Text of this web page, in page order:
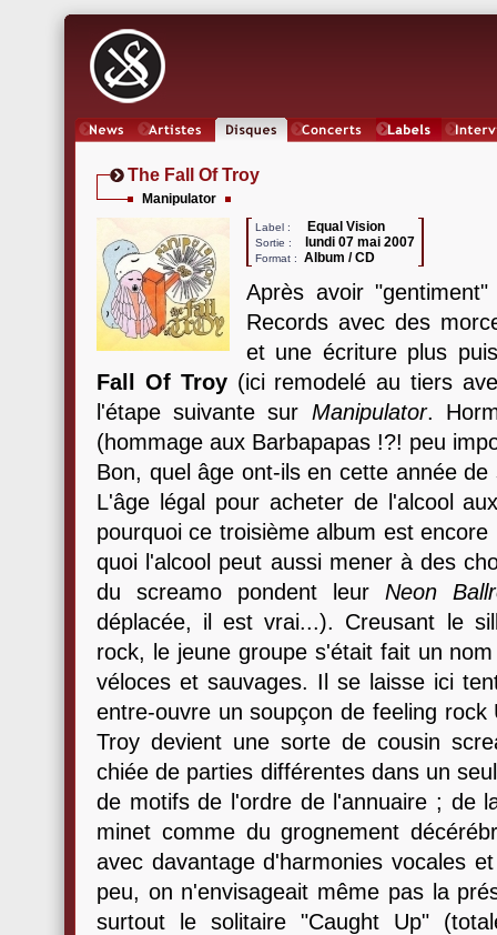
The Fall Of Troy
Manipulator
Label : Equal Vision
Sortie : lundi 07 mai 2007
Format : Album / CD
Après avoir
Records avec des
et une écriture plus
Fall Of Troy(ici remodelé au tiers
l'étape suivante sur Manipulator.
(hommage aux Barbapapas !?! peu
Bon, quel âge ont-ils en cette année
L'âge légal pour acheter de l'alcool
pourquoi ce troisième album est
quoi l'alcool peut aussi mener à des
du screamo pondent leur Neon
déplacée, il est vrai...). Creusant le
rock, le jeune groupe s'était fait un
véloces et sauvages. Il se laisse ici
entre-ouvre un soupçon de feeling
Troy devient une sorte de cousin
chiée de parties différentes dans un
de motifs de l'ordre de l'annuaire ; de
minet comme du grognement
avec davantage d'harmonies vocales
peu, on n'envisageait même pas la
surtout le solitaire "Caught Up"